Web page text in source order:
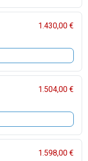
1.430,00 €
1.504,00 €
1.598,00 €